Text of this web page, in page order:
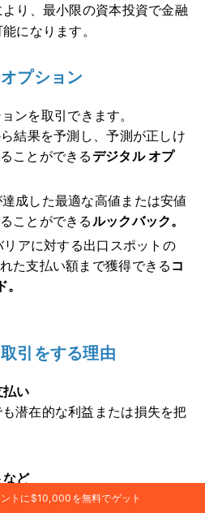
り、最小限の資本投資で金融
になります。
プション
ンを取引できます。
結果を予測し、予測が正しけ
ことができるデジタル オプ
成した最適な高値または安値
ことができる ルックバック。
アに対する出口スポットの
た支払い額まで獲得できる コ
引をする理由
い
潜在的な利益または損失を把
など
加え、24時間365日利用可能
トに$10,000を無料でゲット